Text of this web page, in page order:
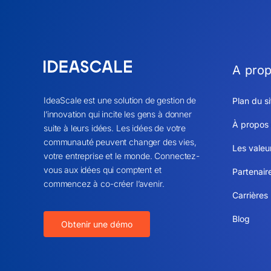
IdeaScale est une solution de gestion de
l’innovation qui incite les gens à donner
suite à leurs idées. Les idées de votre
communauté peuvent changer des vies,
votre entreprise et le monde. Connectez-
vous aux idées qui comptent et
commencez à co-créer l’avenir.
Obtenir une démo
A
Plan du
À propos
Les
Carrières
Blog